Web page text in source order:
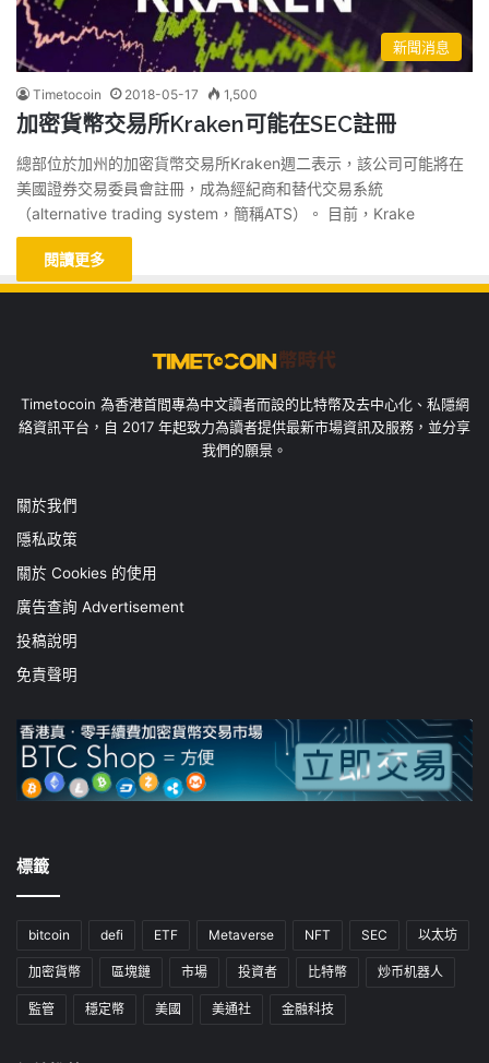
新聞消息
Timetocoin 2018-05-17 1,500
加密貨幣交易所Kraken可能在SEC註冊
總部位於加州的加密貨幣交易所Kraken週二表示，該公司可能將在
美國證券交易委員會註冊，成為經紀商和替代交易系統
（alternative trading system，簡稱ATS）。 目前，Krake
閱讀更多
Timetocoin 為香港首間專為中文讀者而設的比特幣及去中心化、私隱網
絡資訊平台，自 2017 年起致力為讀者提供最新市場資訊及服務，並分享
我們的願景。
關於我們
隱私政策
關於 Cookies 的使用
廣告查詢 Advertisement
投稿說明
免責聲明
標籤
bitcoin defi ETF Metaverse NFT SEC 以太坊
加密貨幣 區塊鏈 市場 投資者 比特幣 炒币机器人
監管 穩定幣 美國 美通社 金融科技